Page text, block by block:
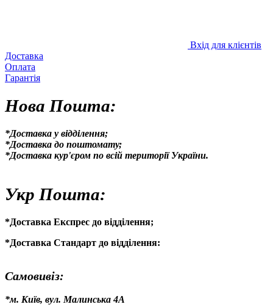
Вхід для клієнтів
Доставка
Оплата
Гарантія
Нова Пошта:
*Доставка у відділення;
*Доставка до поштомату;
*Доставка кур'єром по всій території України.
Укр Пошта:
*Доставка Експрес до відділення;
*Доставка Стандарт до відділення:
Самовивіз:
*м. Київ, вул. Малинська 4А